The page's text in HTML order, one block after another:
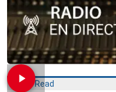
Most Read